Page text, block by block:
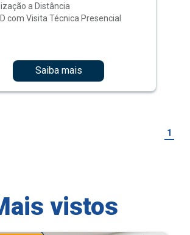
a Distância
com Visita Técnica Presencial
Saiba mais
1
vistos